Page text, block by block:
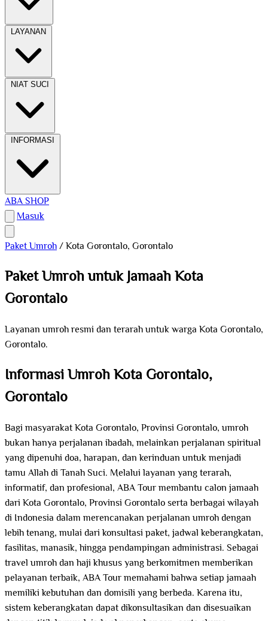
LAYANAN
NIAT SUCI
INFORMASI
ABA SHOP
Masuk
Paket Umroh/Kota Gorontalo, Gorontalo
Paket Umroh untuk Jamaah Kota
Gorontalo
Layanan umroh resmi dan terarah untuk warga Kota Gorontalo,
Gorontalo.
Informasi Umroh Kota Gorontalo,
Gorontalo
Bagi masyarakat Kota Gorontalo, Provinsi Gorontalo, umroh
bukan hanya perjalanan ibadah, melainkan perjalanan spiritual
yang dipenuhi doa, harapan, dan kerinduan untuk menjadi
tamu Allah di Tanah Suci. Melalui layanan yang terarah,
informatif, dan profesional, ABA Tour membantu calon jamaah
dari Kota Gorontalo, Provinsi Gorontalo serta berbagai wilayah
di Indonesia dalam merencanakan perjalanan umroh dengan
lebih tenang, mulai dari konsultasi paket, jadwal keberangkatan,
fasilitas, manasik, hingga pendampingan administrasi. Sebagai
travel umroh dan haji khusus yang berkomitmen memberikan
pelayanan terbaik, ABA Tour memahami bahwa setiap jamaah
memiliki kebutuhan dan domisili yang berbeda. Karena itu,
sistem keberangkatan dapat dikonsultasikan dan disesuaikan